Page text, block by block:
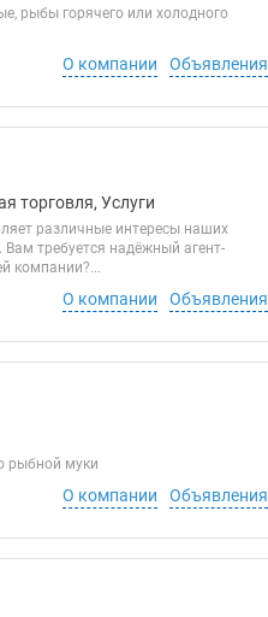
рыбы горячего или холодного
О компании Объявления
торговля, Услуги
различные интересы наших
требуется надёжный агент-
компании?...
О компании Объявления
рыбной муки
О компании Объявления